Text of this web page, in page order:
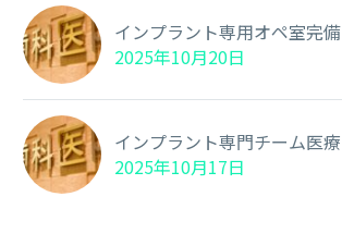
インプラント専用オペ室完備
2025年10月20日
インプラント専門チーム医療
2025年10月17日